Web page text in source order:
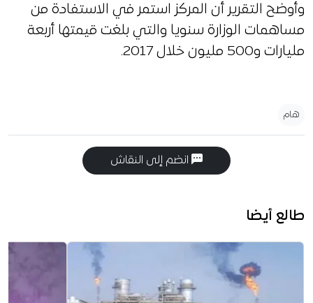
وأوضح التقرير أن المركز استمر في الاستفادة من
مساهمات الوزارة سنويا والتي بلغت قيمتها أربعة
مليارات و500 مليون خلال 2017.
هام
انضم إلى النقاش
طالع أيضا